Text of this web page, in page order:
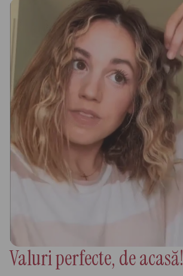
Valuri perfecte, de acasă!